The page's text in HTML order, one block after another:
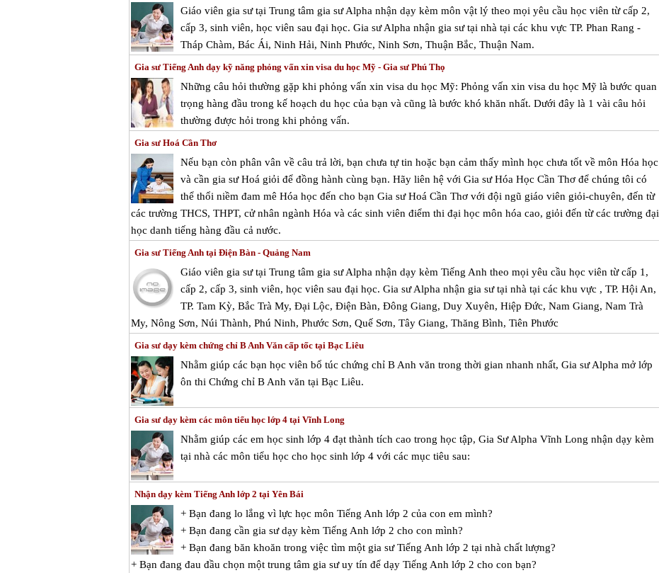
Giáo viên gia sư tại Trung tâm gia sư Alpha nhận dạy kèm môn vật lý theo mọi yêu cầu học viên từ cấp 2,
cấp 3, sinh viên, học viên sau đại học. Gia sư Alpha nhận gia sư tại nhà tại các khu vực TP. Phan Rang -
Tháp Chàm, Bác Ái, Ninh Hải, Ninh Phước, Ninh Sơn, Thuận Bắc, Thuận Nam.
Gia sư Tiếng Anh dạy kỹ năng phỏng vấn xin visa du học Mỹ - Gia sư Phú Thọ
Những câu hỏi thường gặp khi phỏng vấn xin visa du học Mỹ: Phỏng vấn xin visa du học Mỹ là bước quan
trọng hàng đầu trong kế hoạch du học của bạn và cũng là bước khó khăn nhất. Dưới đây là 1 vài câu hỏi
thường được hỏi trong khi phỏng vấn.
Gia sư Hoá Cần Thơ
Nếu bạn còn phân vân về câu trả lời, bạn chưa tự tin hoặc bạn cảm thấy mình học chưa tốt về môn Hóa học
và cần gia sư Hoá giỏi để đồng hành cùng bạn. Hãy liên hệ với Gia sư Hóa Học Cần Thơ để chúng tôi có
thể thổi niềm đam mê Hóa học đến cho bạn Gia sư Hoá Cần Thơ với đội ngũ giáo viên giỏi-chuyên, đến từ
các trường THCS, THPT, cử nhân ngành Hóa và các sinh viên điểm thi đại học môn hóa cao, giỏi đến từ các trường đại
học danh tiếng hàng đầu cả nước.
Gia sư Tiếng Anh tại Điện Bàn - Quảng Nam
Giáo viên gia sư tại Trung tâm gia sư Alpha nhận dạy kèm Tiếng Anh theo mọi yêu cầu học viên từ cấp 1,
cấp 2, cấp 3, sinh viên, học viên sau đại học. Gia sư Alpha nhận gia sư tại nhà tại các khu vực , TP. Hội An,
TP. Tam Kỳ, Bắc Trà My, Đại Lộc, Điện Bàn, Đông Giang, Duy Xuyên, Hiệp Đức, Nam Giang, Nam Trà
My, Nông Sơn, Núi Thành, Phú Ninh, Phước Sơn, Quế Sơn, Tây Giang, Thăng Bình, Tiên Phước
Gia sư dạy kèm chứng chỉ B Anh Văn cấp tốc tại Bạc Liêu
Nhằm giúp các bạn học viên bổ túc chứng chỉ B Anh văn trong thời gian nhanh nhất, Gia sư Alpha mở lớp
ôn thi Chứng chỉ B Anh văn tại Bạc Liêu.
Gia sư dạy kèm các môn tiểu học lớp 4 tại Vĩnh Long
Nhằm giúp các em học sinh lớp 4 đạt thành tích cao trong học tập, Gia Sư Alpha Vĩnh Long nhận dạy kèm
tại nhà các môn tiểu học cho học sinh lớp 4 với các mục tiêu sau:
Nhận dạy kèm Tiếng Anh lớp 2 tại Yên Bái
+ Bạn đang lo lắng vì lực học môn Tiếng Anh lớp 2 của con em mình?
+ Bạn đang cần gia sư dạy kèm Tiếng Anh lớp 2 cho con mình?
+ Bạn đang băn khoăn trong việc tìm một gia sư Tiếng Anh lớp 2 tại nhà chất lượng?
+ Bạn đang đau đầu chọn một trung tâm gia sư uy tín để dạy Tiếng Anh lớp 2 cho con bạn?